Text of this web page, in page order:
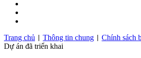
Trang chủ
Thông tin chung
Chính sách
Dự án đã triển khai